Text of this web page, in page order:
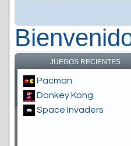
JUEGOS RECIENTES
Pacman
Donkey Kong
Space Invaders